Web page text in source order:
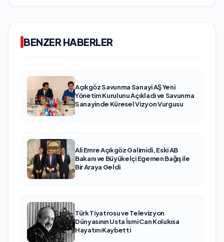
BENZER HABERLER
Açıkgöz Savunma Sanayi AŞ Yeni
Yönetim Kurulunu Açıkladı ve Savunma
Sanayinde Küresel Vizyon Vurgusu
Ali Emre Açıkgöz Galimidi, Eski AB
Bakanı ve Büyükelçi Egemen Bağış ile
Bir Araya Geldi
Türk Tiyatrosu ve Televizyon
Dünyasının Usta İsmi Can Kolukısa
Hayatını Kaybetti